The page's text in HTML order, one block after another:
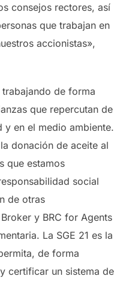
consejos rectores, así
que trabajan en
accionistas»,
de forma
que repercutan de
en el medio ambiente.
donación de aceite al
que estamos
social
de otras
y BRC for Agents
La SGE 21 es la
de forma
certificar un sistema de